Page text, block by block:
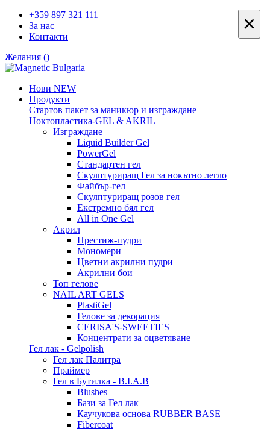
+359 897 321 111
За нас
Контакти
Желания ()
Нови NEW
Продукти
Стартов пакет за маникюр и изграждане
Ноктопластика-GEL & AKRIL
Изграждане
Liquid Builder Gel
PowerGel
Стандартен гел
Скулптуриращ Гел за нокътно легло
Файбър-гел
Скулптуриращ розов гел
Екстремно бял гел
All in One Gel
Акрил
Престиж-пудри
Мономери
Цветни акрилни пудри
Акрилни бои
Топ гелове
NAIL ART GELS
PlastiGel
Гелове за декорация
CERISA'S-SWEETIES
Концентрати за оцветяване
Гел лак - Gelpolish
Гел лак Палитра
Праймер
Гел в Бутилка - B.I.A.B
Blushes
Бази за Гел лак
Каучукова основа RUBBER BASE
Fibercoat
×